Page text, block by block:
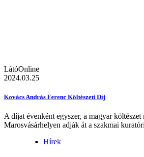
LátóOnline
2024.03.25
Kovács András Ferenc Költészeti Díj
A díjat évenként egyszer, a magyar
Marosvásárhelyen adják át a szakmai
Hírek